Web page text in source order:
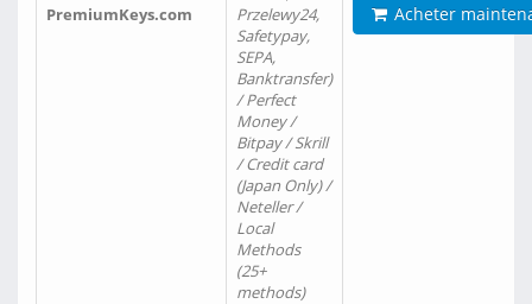
PremiumKeys.com
Przelewy24,
Safetypay,
SEPA,
Banktransfer)
/ Perfect
Money /
Bitpay / Skrill
/ Credit card
(Japan Only) /
Neteller /
Local
Methods
(25+
methods)
Acheter